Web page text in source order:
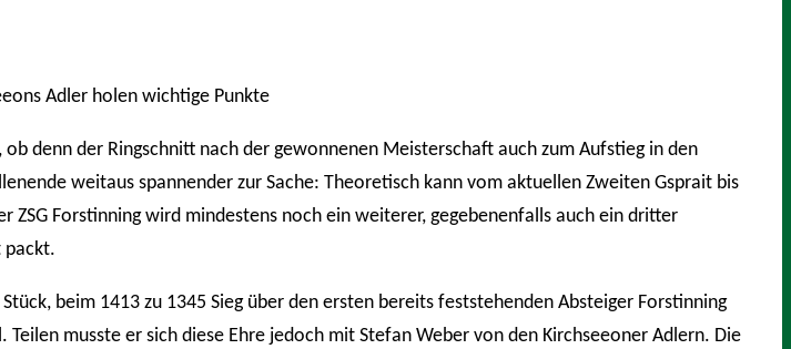
Adler holen wichtige Punkte
denn der Ringschnitt nach der gewonnenen Meisterschaft auch zum Aufstieg in den
weitaus spannender zur Sache: Theoretisch kann vom aktuellen Zweiten Gsprait bis
Forstinning wird mindestens noch ein weiterer, gegebenenfalls auch ein dritter
packt.
beim 1413 zu 1345 Sieg über den ersten bereits feststehenden Absteiger Forstinning
musste er sich diese Ehre jedoch mit Stefan Weber von den Kirchseeoner Adlern. Die